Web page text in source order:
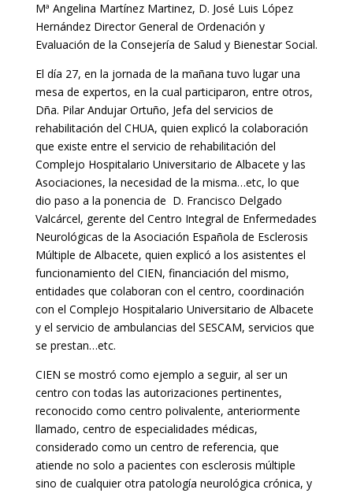
Mª Angelina Martínez Martinez, D. José Luis López
Hernández Director General de Ordenación y
Evaluación de la Consejería de Salud y Bienestar Social.
El día 27, en la jornada de la mañana tuvo lugar una
mesa de expertos, en la cual participaron, entre otros,
Dña. Pilar Andujar Ortuño, Jefa del servicios de
rehabilitación del CHUA, quien explicó la colaboración
que existe entre el servicio de rehabilitación del
Complejo Hospitalario Universitario de Albacete y las
Asociaciones, la necesidad de la misma…etc, lo que
dio paso a la ponencia de D. Francisco Delgado
Valcárcel, gerente del Centro Integral de Enfermedades
Neurológicas de la Asociación Española de Esclerosis
Múltiple de Albacete, quien explicó a los asistentes el
funcionamiento del CIEN, financiación del mismo,
entidades que colaboran con el centro, coordinación
con el Complejo Hospitalario Universitario de Albacete
y el servicio de ambulancias del SESCAM, servicios que
se prestan…etc.
CIEN se mostró como ejemplo a seguir, al ser un
centro con todas las autorizaciones pertinentes,
reconocido como centro polivalente, anteriormente
llamado, centro de especialidades médicas,
considerado como un centro de referencia, que
atiende no solo a pacientes con esclerosis múltiple
sino de cualquier otra patología neurológica crónica, y